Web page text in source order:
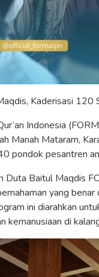
Kaderisasi 120
Indonesia
Mataram,
pondok pesantren
Duta Baitul Maqdis
yang
ini diarahkan
kemanusiaan di